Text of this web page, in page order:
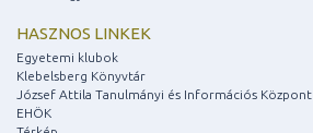
HASZNOS LINKEK
Egyetemi klubok
Klebelsberg Könyvtár
József Attila Tanulmányi és Információs Központ
EHÖK